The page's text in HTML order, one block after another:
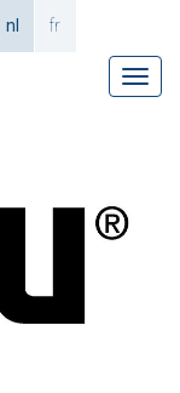
nl fr